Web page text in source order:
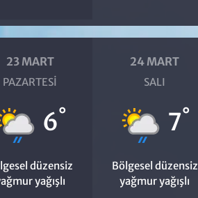
23 MART
PAZARTESI
6°
düzensiz
yağışlı
24 MART
SALI
7°
Bölgesel düzensiz
yağmur yağışlı